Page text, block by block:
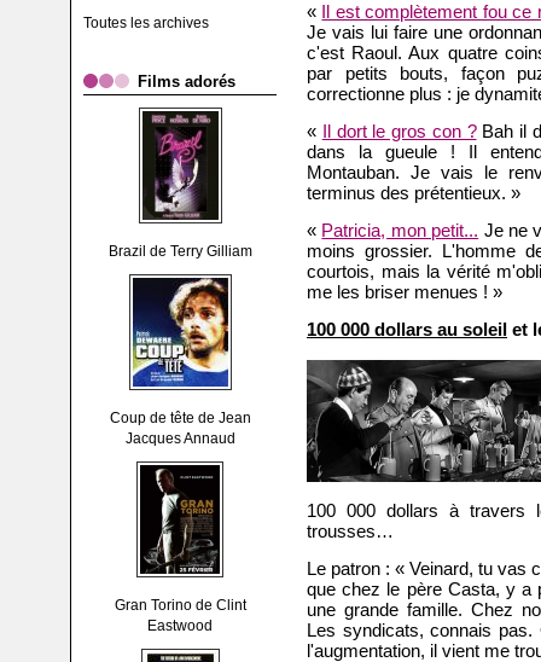
Toutes les archives
Films adorés
Brazil de Terry Gilliam
Coup de tête de Jean
Jacques Annaud
Gran Torino de Clint
Eastwood
« Il est complètement fou ce
Je vais lui faire une
c'est Raoul. Aux quatre
par petits bouts, façon
correctionne plus : je
« Il dort le gros con ?Bah il
dans la gueule ! Il
Montauban. Je vais le
terminus des prétentieux. »
« Patricia, mon petit... Je ne
moins grossier. L'homme
courtois, mais la vérité
me les briser menues ! »
100 000 dollars au soleil et
100 000 dollars à travers
trousses…
Le patron : « Veinard, tu vas
que chez le père Casta, y a
une grande famille. Chez
Les syndicats, connais
l'augmentation, il vient me